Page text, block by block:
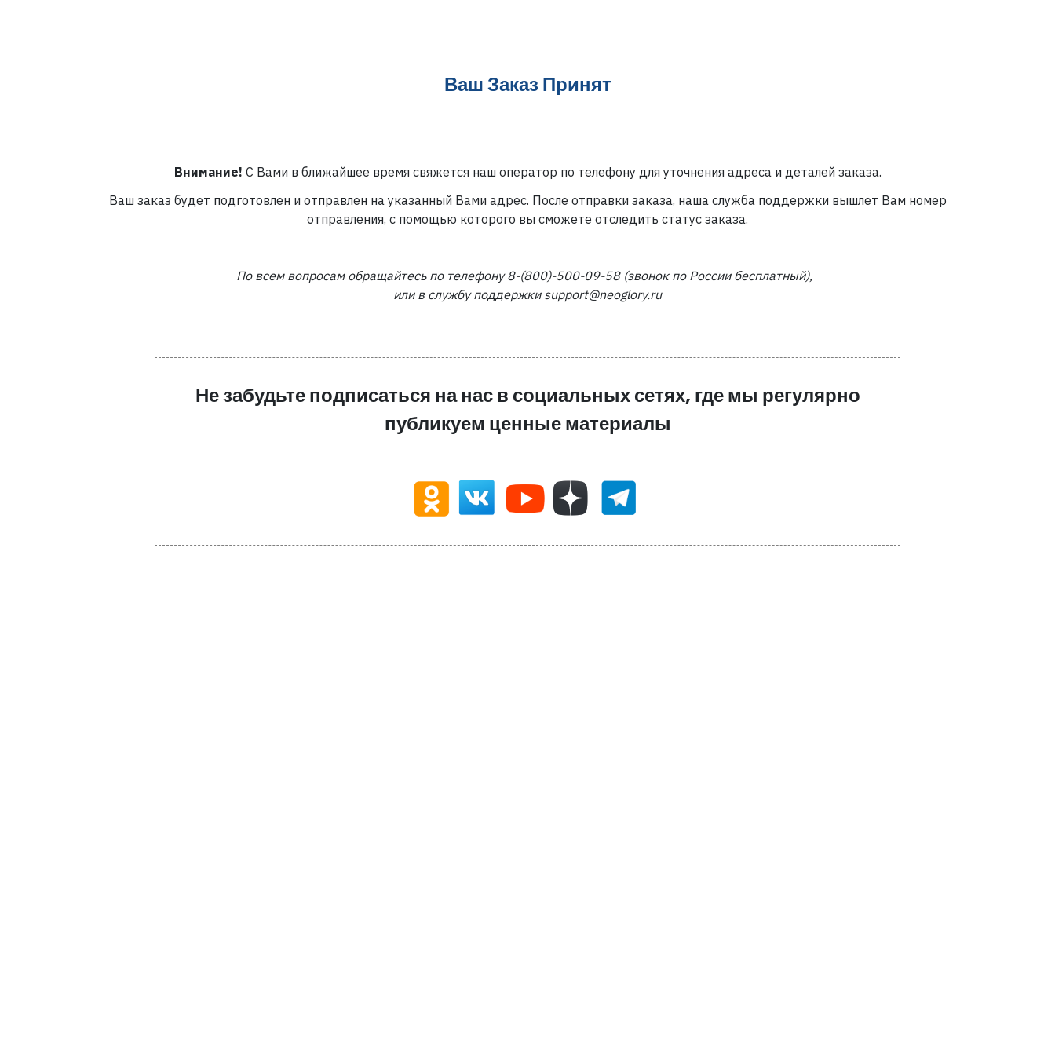
Ваш Заказ Принят
Внимание! С Вами в ближайшее время свяжется наш оператор по телефону для уточнения адреса и деталей заказа.
Ваш заказ будет подготовлен и отправлен на указанный Вами адрес. После отправки заказа, наша служба поддержки вышлет Вам номер
отправления, с помощью которого вы сможете отследить статус заказа.
По всем вопросам обращайтесь по телефону 8-(800)-500-09-58 (звонок по России бесплатный),
или в службу поддержки support@neoglory.ru
Не забудьте подписаться на нас в социальных сетях, где мы регулярно
публикуем ценные материалы